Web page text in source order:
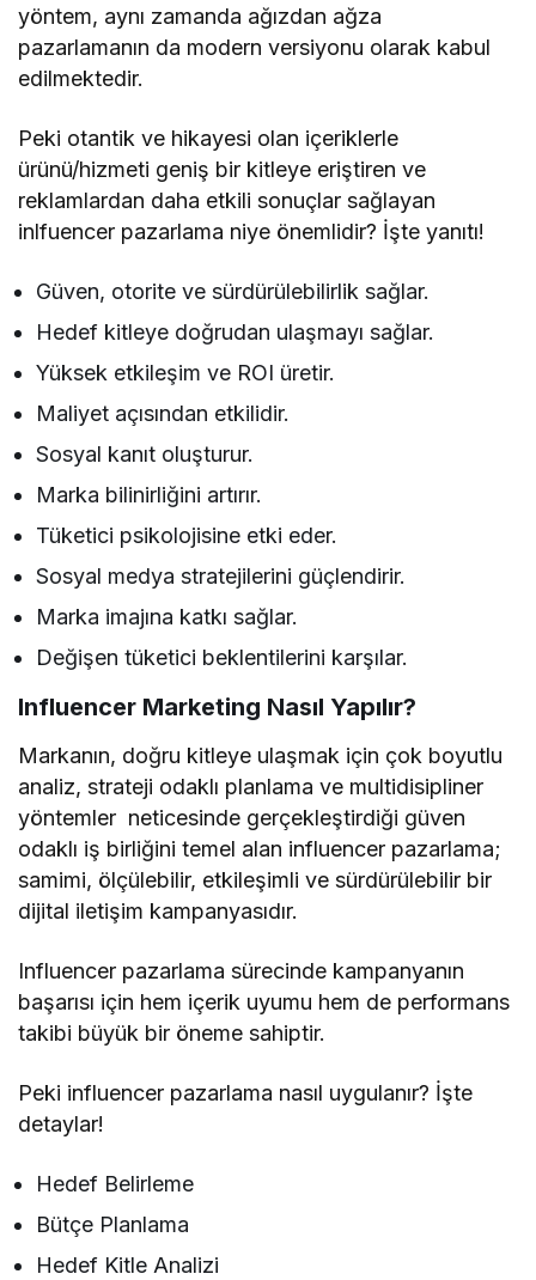
yöntem, aynı zamanda ağızdan ağza
pazarlamanın da modern versiyonu olarak kabul
edilmektedir.
Peki otantik ve hikayesi olan içeriklerle
ürünü/hizmeti geniş bir kitleye eriştiren ve
reklamlardan daha etkili sonuçlar sağlayan
inlfuencer pazarlama niye önemlidir? İşte yanıtı!
Güven, otorite ve sürdürülebilirlik sağlar.
Hedef kitleye doğrudan ulaşmayı sağlar.
Yüksek etkileşim ve ROI üretir.
Maliyet açısından etkilidir.
Sosyal kanıt oluşturur.
Marka bilinirliğini artırır.
Tüketici psikolojisine etki eder.
Sosyal medya stratejilerini güçlendirir.
Marka imajına katkı sağlar.
Değişen tüketici beklentilerini karşılar.
Influencer Marketing Nasıl Yapılır?
Markanın, doğru kitleye ulaşmak için çok boyutlu
analiz, strateji odaklı planlama ve multidisipliner
yöntemler neticesinde gerçekleştirdiği güven
odaklı iş birliğini temel alan influencer pazarlama;
samimi, ölçülebilir, etkileşimli ve sürdürülebilir bir
dijital iletişim kampanyasıdır.
Influencer pazarlama sürecinde kampanyanın
başarısı için hem içerik uyumu hem de performans
takibi büyük bir öneme sahiptir.
Peki influencer pazarlama nasıl uygulanır? İşte
detaylar!
Hedef Belirleme
Bütçe Planlama
Hedef Kitle Analizi